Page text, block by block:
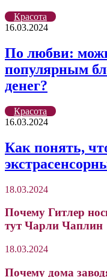
Красота
16.03.2024
По любви:
популярным
денег?
Красота
16.03.2024
Как понять,
18.03.2024
Почему Гитлер
тут Чарли Чаплин
18.03.2024
Почему дома